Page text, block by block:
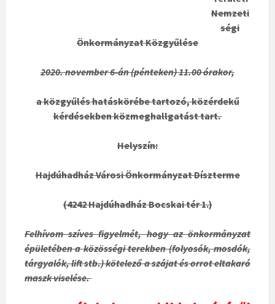
Nemzeti
ségi
Önkormányzat Közgyűlése
2020. november 6-án (pénteken) 11.00 órakor,
a közgyűlés hatáskörébe tartozó, közérdekű
kérdésekben közmeghallgatást tart.
Helyszín:
Hajdúhadház Városi Önkormányzat Díszterme
(4242 Hajdúhadház Bocskai tér 1.)
Felhívom szíves figyelmét, hogy az önkormányzat
épületében a közösségi terekben (folyosók, mosdók,
tárgyalók, lift stb.) kötelező a szájat és orrot eltakaró
maszk viselése.